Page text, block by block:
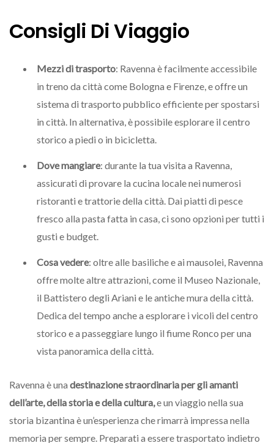
Consigli Di Viaggio
Mezzi di trasporto: Ravenna è facilmente accessibile
in treno da città come Bologna e Firenze, e offre un
sistema di trasporto pubblico efficiente per spostarsi
in città. In alternativa, è possibile esplorare il centro
storico a piedi o in bicicletta.
Dove mangiare: durante la tua visita a Ravenna,
assicurati di provare la cucina locale nei numerosi
ristoranti e trattorie della città. Dai piatti di pesce
fresco alla pasta fatta in casa, ci sono opzioni per tutti i
gusti e budget.
Cosa vedere: oltre alle basiliche e ai mausolei, Ravenna
offre molte altre attrazioni, come il Museo Nazionale,
il Battistero degli Ariani e le antiche mura della città.
Dedica del tempo anche a esplorare i vicoli del centro
storico e a passeggiare lungo il fiume Ronco per una
vista panoramica della città.
Ravenna è una destinazione straordinaria per gli amanti
dell’arte, della storia e della cultura,e un viaggio nella sua
storia bizantina è un’esperienza che rimarrà impressa nella
memoria per sempre. Preparati a essere trasportato indietro